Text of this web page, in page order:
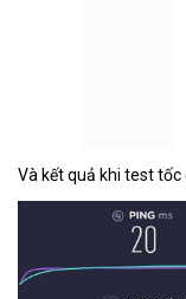
Và kết quả khi test tốc